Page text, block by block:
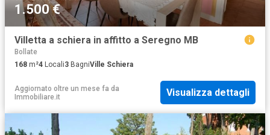
1.500 €
Villetta a schiera in affitto a Seregno MB
Bollate
168 m²4 Locali3 BagniVille Schiera
Aggiornato oltre un mese fa da
Immobiliare.it
Visualizza dettagli